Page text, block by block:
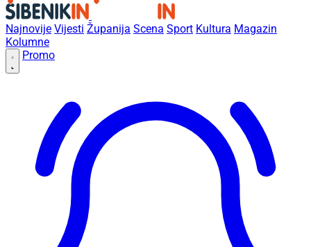
Najnovije Vijesti Županija Scena Sport Kultura Magazin
Kolumne
Promo